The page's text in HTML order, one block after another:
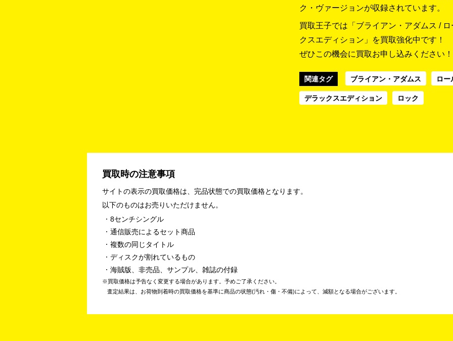
ク・ヴァージョンが収録されています。
買取王子では「ブライアン・アダムス /
クスエディション」を買取強化中です！
ぜひこの機会に買取お申し込みください！
関連タグ ブライアン・アダムス ロー
デラックスエディション ロック
買取時の注意事項
サイトの表示の買取価格は、完品状態での買取価格となります。
以下のものはお売りいただけません。
8センチシングル
通信販売によるセット商品
複数の同じタイトル
ディスクが割れているもの
海賊版、非売品、サンプル、雑誌の付録
買取価格は予告なく変更する場合があります。予めご了承ください。
査定結果は、お荷物到着時の買取価格を基準に商品の状態(汚れ・傷・不備)によって、減額となる場合がございます。